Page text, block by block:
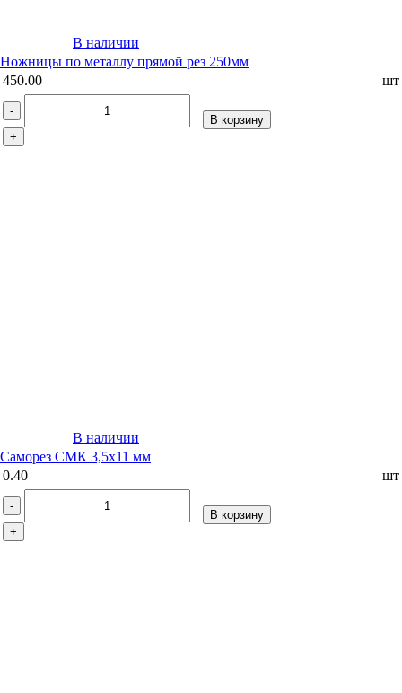
В наличии
Ножницы по металлу прямой рез 250мм
450.00
шт
-
+
В корзину
В наличии
Саморез СМК 3,5х11 мм
0.40
шт
-
+
В корзину